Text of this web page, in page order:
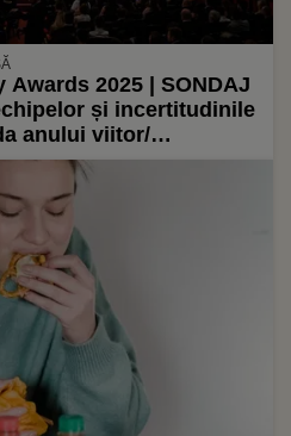
2025 | SONDAJ
și incertitudinile
anului viitor/
anticipează
în 2026/ Unul din doi
se declară
fiscal al schimbărilor